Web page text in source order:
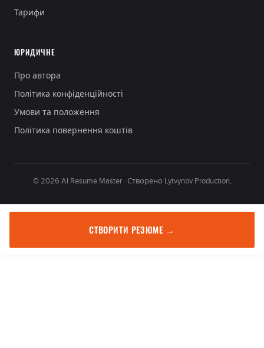
Тарифи
ЮРИДИЧНЕ
Про автора
Політика конфіденційності
Умови та положення
Політика повернення коштів
© 2026 AI Resume Master · Створено Lytvynov Production,
СТВОРИТИ РЕЗЮМЕ →